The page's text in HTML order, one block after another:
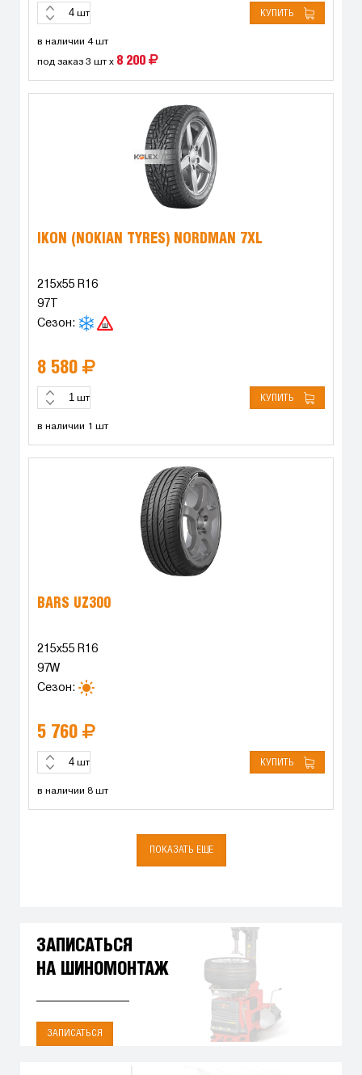
шт КУПИТЬ
в наличии 4 шт
под заказ 3 шт x 8 200
IKON (NOKIAN TYRES) NORDMAN 7XL
215x55 R16
97T
Сезон:
8 580
шт КУПИТЬ
в наличии 1 шт
BARS UZ300
215x55 R16
97W
Сезон:
5 760
шт КУПИТЬ
в наличии 8 шт
ПОКАЗАТЬ ЕЩЕ
ЗАПИСАТЬСЯ
НА ШИНОМОНТАЖ
ЗАПИСАТЬСЯ